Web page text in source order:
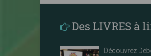
Des LIVRES à
Découvrez